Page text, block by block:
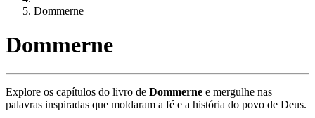
Dommerne
Dommerne
Explore os capítulos do livro de Dommerne e mergulhe nas
palavras inspiradas que moldaram a fé e a história do povo de Deus.